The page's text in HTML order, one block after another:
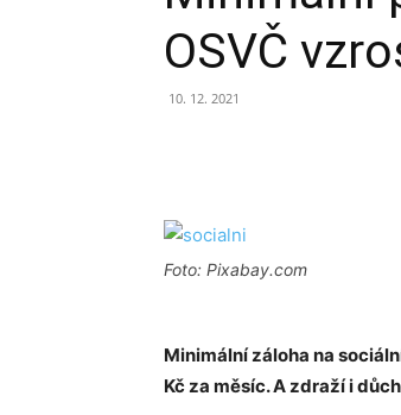
OSVČ
10. 12. 2021
Foto: Pixabay.com
Minimální záloha na
Kč za měsíc. A zdraží i